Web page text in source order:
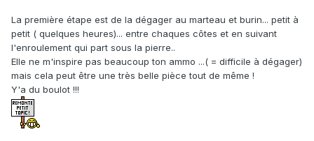
La première étape est de la dégager au marteau et burin... petit à
petit ( quelques heures)... entre chaques côtes et en suivant
l'enroulement qui part sous la pierre..
Elle ne m'inspire pas beaucoup ton ammo ...( = difficile à dégager)
mais cela peut être une très belle pièce tout de même !
Y'a du boulot !!!